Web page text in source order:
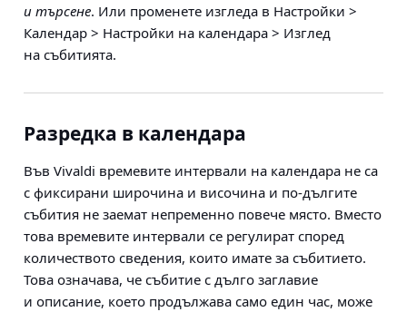
и търсене. Или променете изгледа в Настройки >
Календар > Настройки на календара > Изглед
на събитията.
Разредка в календара
Във Vivaldi времевите интервали на календара не са
с фиксирани широчина и височина и по-дългите
събития не заемат непременно повече място. Вместо
това времевите интервали се регулират според
количеството сведения, които имате за събитието.
Това означава, че събитие с дълго заглавие
и описание, което продължава само един час, може